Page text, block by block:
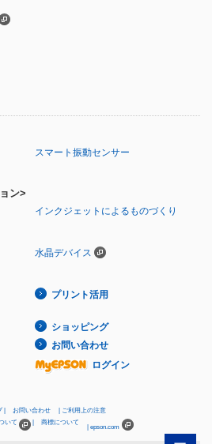
スマート振動センサー
ン>
インクジェットによるものづくり
水晶デバイス
プリント活用
ショッピング
お問い合わせ
ログイン
お問い合わせ
ご利用上の注意
いて
商標について
epson.com